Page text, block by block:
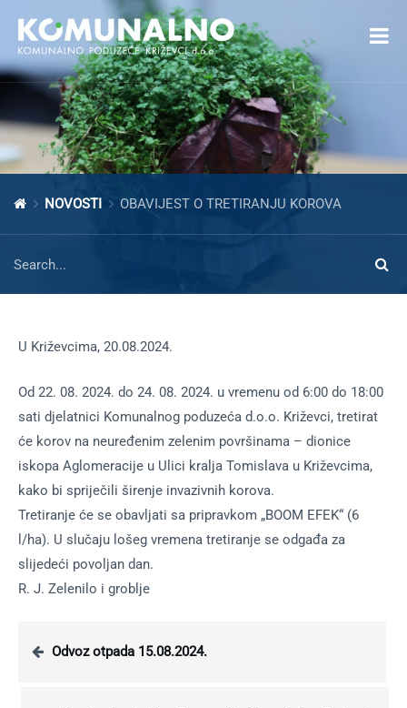
Open toolbar
NOVOSTI OBAVIJEST O TRETIRANJU KOROVA
U Križevcima, 20.08.2024.
Od 22. 08. 2024. do 24. 08. 2024. u vremenu od 6:00 do 18:00
sati djelatnici Komunalnog poduzeća d.o.o. Križevci, tretirat
će korov na neuređenim zelenim površinama – dionice
iskopa Aglomeracije u Ulici kralja Tomislava u Križevcima,
kako bi spriječili širenje invazivnih korova.
Tretiranje će se obavljati sa pripravkom „BOOM EFEK“ (6
l/ha). U slučaju lošeg vremena tretiranje se odgađa za
slijedeći povoljan dan.
R. J. Zelenilo i groblje
Odvoz otpada 15.08.2024.